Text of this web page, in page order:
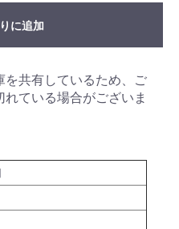
に追加
を共有しているため、ご
ている場合がございま